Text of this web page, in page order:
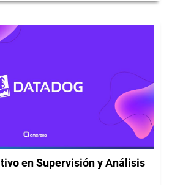
en Supervisión y Análisis